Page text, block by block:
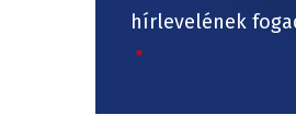
hírlevelének